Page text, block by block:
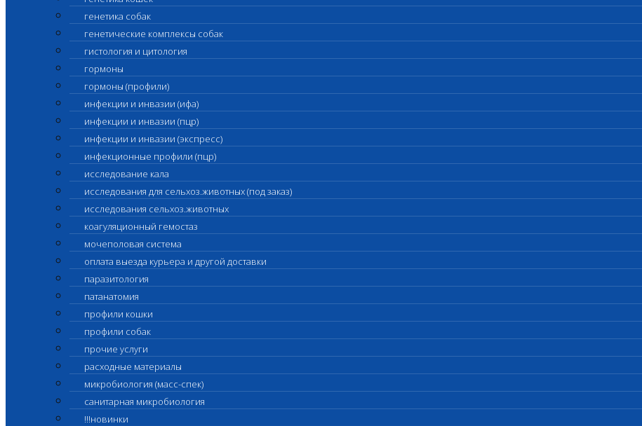
генетика собак
генетические комплексы собак
гистология и цитология
гормоны
гормоны (профили)
инфекции и инвазии (ифа)
инфекции и инвазии (пцр)
инфекции и инвазии (экспресс)
инфекционные профили (пцр)
исследование кала
исследования для сельхоз.животных (под заказ)
исследования сельхоз.животных
коагуляционный гемостаз
мочеполовая система
оплата выезда курьера и другой доставки
паразитология
патанатомия
профили кошки
профили собак
прочие услуги
расходные материалы
микробиология (масс-спек)
санитарная микробиология
!!!новинки